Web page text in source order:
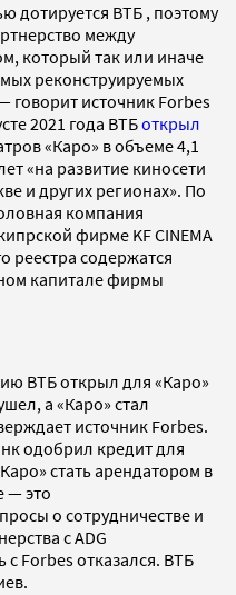
дотируется ВТБ , поэтому
между
который так или иначе
реконструируемых
говорит источник Forbes
2021 года ВТБоткрыл
«Каро» в объеме 4,1
«на развитие киносети
и других регионах». По
компания
фирме KF CINEMA
реестра содержатся
капитале фирмы
ВТБ открыл для «Каро»
а «Каро» стал
источник Forbes.
одобрил кредит для
стать арендатором в
— это
о сотрудничестве и
с ADG
с Forbes отказался. ВТБ